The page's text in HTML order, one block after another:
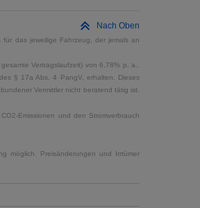
Nach Oben
das jeweilige Fahrzeug, der jemals an
Vertragslaufzeit) von 6,78% p. a..
§ 17a Abs. 4 PangV, erhalten. Dieses
Vermittler nicht beratend tätig ist.
Emissionen und den Stromverbrauch
möglich. Preisänderungen und Irrtümer